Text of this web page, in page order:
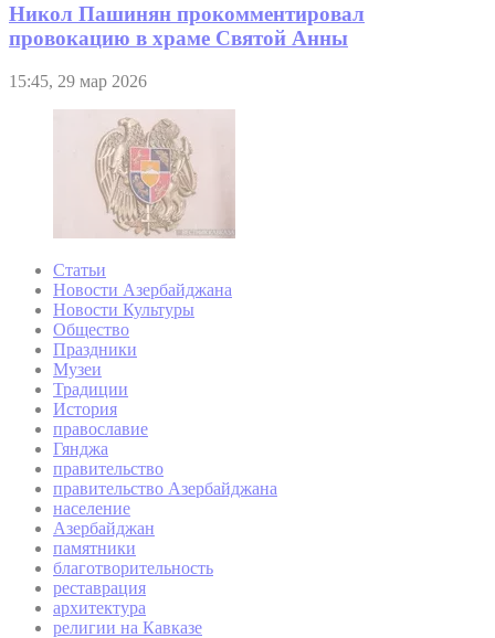
Никол Пашинян прокомментировал
провокацию в храме Святой Анны
15:45, 29 мар 2026
Статьи
Новости Азербайджана
Новости Культуры
Общество
Праздники
Музеи
Традиции
История
православие
Гянджа
правительство
правительство Азербайджана
население
Азербайджан
памятники
благотворительность
реставрация
архитектура
религии на Кавказе